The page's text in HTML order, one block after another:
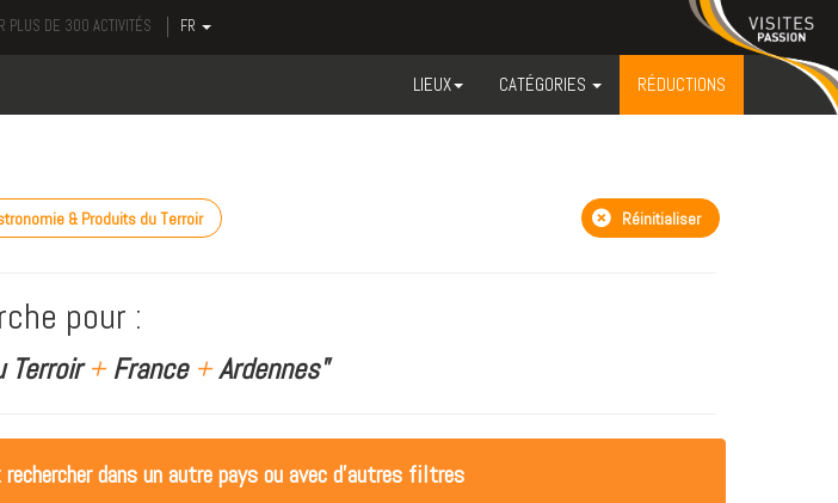
PLUS DE 300 ACTIVITÉS FR
LIEUX CATÉGORIES RÉDUCTIONS
& Produits du Terroir Réinitialiser
pour :
Terroir+France +Ardennes"
dans un autre pays ou avec d'autres filtres